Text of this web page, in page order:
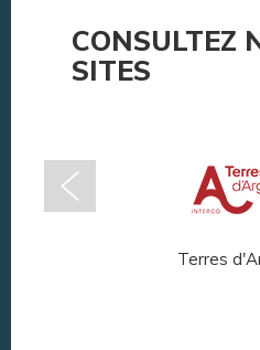
CONSULTEZ
SITES
Terres